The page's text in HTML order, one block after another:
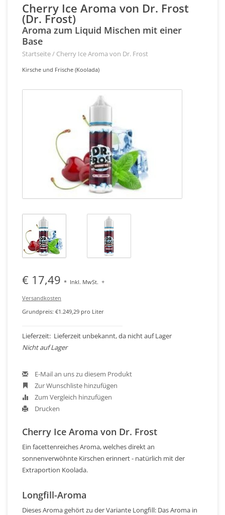
Cherry Ice Aroma von Dr. Frost
(Dr. Frost)
Aroma zum Liquid Mischen mit einer
Base
Startseite/ Cherry Ice Aroma von Dr. Frost
Kirsche und Frische (Koolada)
€ 17,49 * Inkl. MwSt. +
Versandkosten
Grundpreis: €1.249,29 pro Liter
Lieferzeit: Lieferzeit unbekannt, da nicht auf Lager
Nicht auf Lager
E-Mail an uns zu diesem Produkt
Zur Wunschliste hinzufügen
Zum Vergleich hinzufügen
Drucken
Cherry Ice Aroma von Dr. Frost
Ein facettenreiches Aroma, welches direkt an
sonnenverwöhnte Kirschen erinnert - natürlich mit der
Extraportion Koolada.
Longfill-Aroma
Dieses Aroma gehört zu der Variante Longfill: Das Aroma in